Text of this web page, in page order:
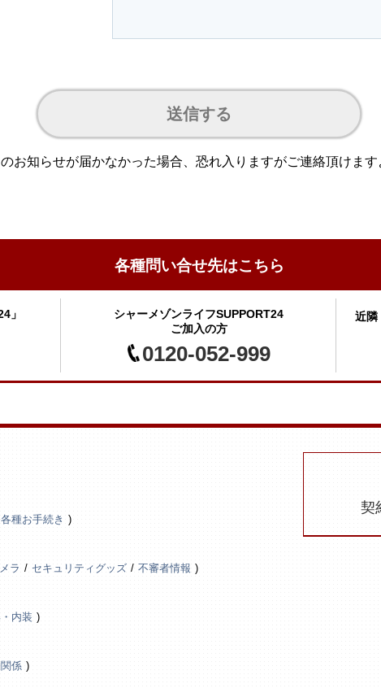
送信する
お知らせが届かなかった場合、恐れ入りますがご連絡頂けま
各種問い合せ先はこちら
」
シャーメゾンライフSUPPORT24
ご加入の方
0120-052-999
近隣
各種お手続き
ラ セキュリティグッズ 不審者情報
内装
係
契